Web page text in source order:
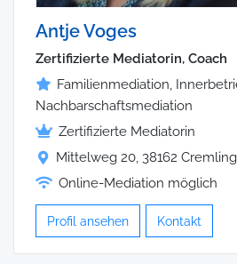
Antje Voges
Zertifizierte Mediatorin, Coach
Familienmediation,
Nachbarschaftsmediation
Zertifizierte Mediatorin
Mittelweg 20, 38162
Online-Mediation möglich
Profil ansehen Kontakt